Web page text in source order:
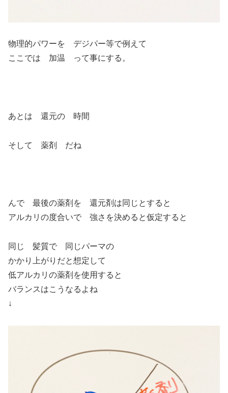
物理的パワーを デジパー等で例えて
ここでは 加温 って事にする。
あとは 還元の 時間
そして 薬剤 だね
んで 最後の薬剤を 還元剤は同じとすると
アルカリの度合いで 強さを決めると仮定すると
同じ 髪質で 同じパーマの
かかり上がりだと想定して
低アルカリの薬剤を使用すると
バランスはこうなるよね
↓